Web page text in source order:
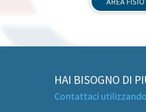
HAI BISOGNO DI
Contattaci